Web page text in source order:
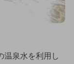
温泉水を利用し